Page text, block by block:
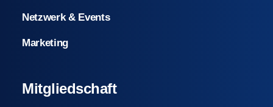
Netzwerk & Events
Marketing
Mitgliedschaft